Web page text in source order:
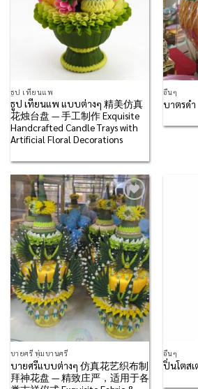
ธูป เทียนแพ
ธูป เทียนแพ แบบต่างๆ 精美仿真
花烛台盘 — 手工制作 Exquisite
Handcrafted Candle Trays with
Artificial Floral Decorations
อื่นๆ
บาตรดำ
Add to
Wishlist
บายศรี พุ่มบานศรี
บายศรีแบบต่างๆ 仿真花艺织布制
拜神花盘 — 精致庄严，适用于各
อื่นๆ
ปิ่นโตสเ